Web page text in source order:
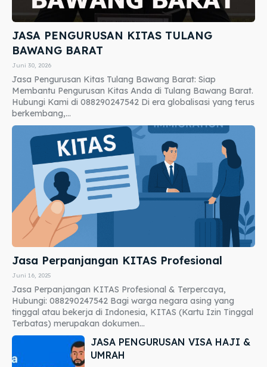
JASA PENGURUSAN KITAS TULANG
BAWANG BARAT
Juni 30, 2026
Jasa Pengurusan Kitas Tulang Bawang Barat: Siap
Membantu Pengurusan Kitas Anda di Tulang Bawang Barat.
Hubungi Kami di 088290247542 Di era globalisasi yang terus
berkembang,...
Jasa Perpanjangan KITAS Profesional
Juni 16, 2025
Jasa Perpanjangan KITAS Profesional & Terpercaya,
Hubungi: 088290247542 Bagi warga negara asing yang
tinggal atau bekerja di Indonesia, KITAS (Kartu Izin Tinggal
Terbatas) merupakan dokumen...
JASA PENGURUSAN VISA HAJI &
UMRAH